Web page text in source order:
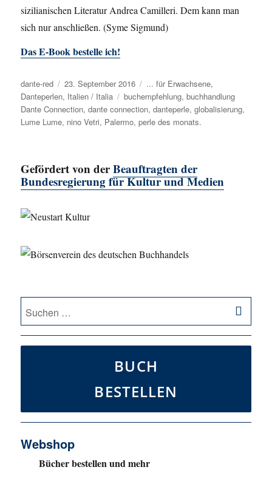
sizilianischen Literatur Andrea Camilleri. Dem kann man
sich nur anschließen. (Syme Sigmund)
Das E-Book bestelle ich!
Autor
dante-red
Veröffentlicht
am
23. September 2016 Kategorien
... für Erwachsene,
Danteperlen, Italien / Italia Schlagwörter
buchempfehlung,buchhandlung
Dante Connection,dante connection,danteperle,globalisierung,
Lume Lume, nino Vetri, Palermo,perle des monats.
Gefördert von derBeauftragten der
Bundesregierung für Kultur und Medien
Suche
nach:
BUCH
BESTELLEN
Webshop
Bücher bestellen und mehr